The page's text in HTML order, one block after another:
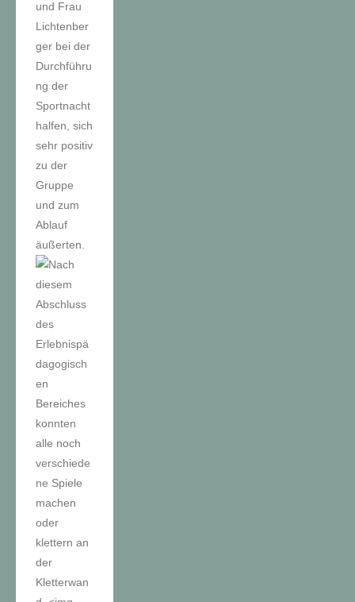
und Frau
Lichtenber
ger bei der
Durchführu
ng der
Sportnacht
halfen, sich
sehr positiv
zu der
Gruppe
und zum
Ablauf
äußerten.